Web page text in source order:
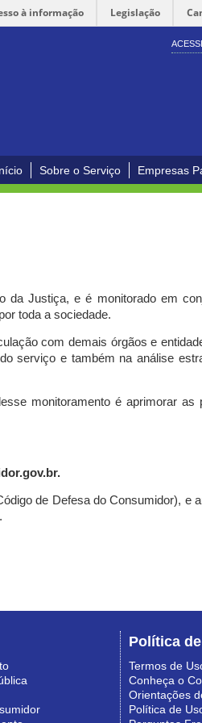
à informação Legislação
Sobre o Serviço Empresas
da Justiça, e é monitorado em
toda a sociedade.
com demais órgãos e
serviço e também na análise
monitoramento é aprimorar as
de Defesa do Consumidor), e
Política
Termos de
Conheça o
Orientações
Política de